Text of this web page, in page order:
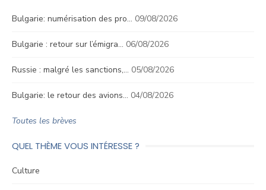
Bulgarie: numérisation des pro… 09/08/2026
Bulgarie : retour sur l’émigra… 06/08/2026
Russie : malgré les sanctions,… 05/08/2026
Bulgarie: le retour des avions… 04/08/2026
Toutes les brèves
QUEL THÈME VOUS INTÉRESSE ?
Culture